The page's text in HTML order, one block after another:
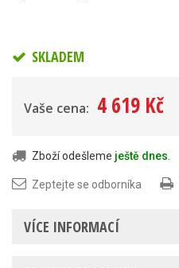
SKLADEM
Vaše cena: 4 619 Kč
Zboží odešleme ještě dnes
Zeptejte se odborníka
VÍCE INFORMACÍ